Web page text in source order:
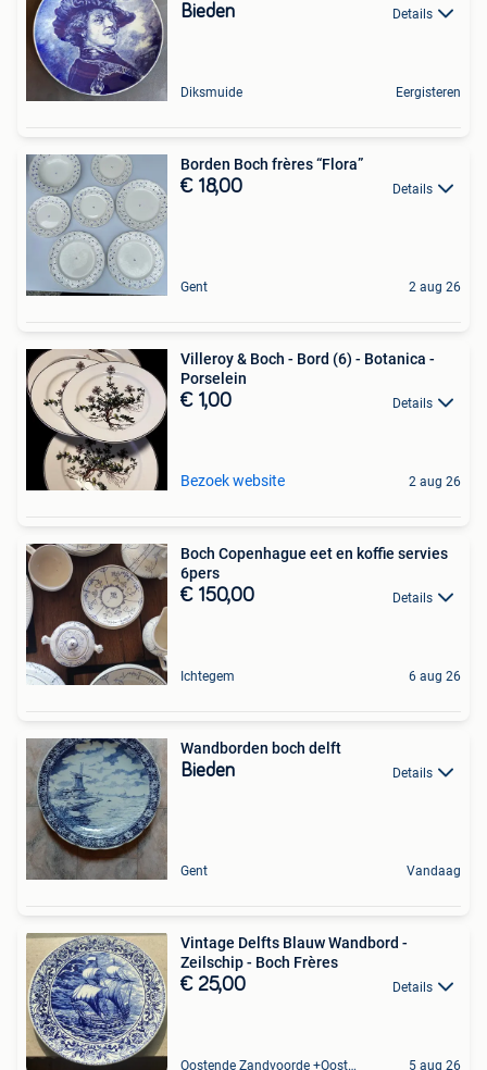
Bieden Details
Diksmuide Eergisteren
Borden Boch frères “Flora”
€ 18,00 Details
Gent 2 aug 26
Villeroy & Boch - Bord (6) - Botanica -
Porselein
€ 1,00 Details
Bezoek website 2 aug 26
Boch Copenhague eet en koffie servies
6pers
€ 150,00 Details
Ichtegem 6 aug 26
Wandborden boch delft
Bieden Details
Gent Vandaag
Vintage Delfts Blauw Wandbord -
Zeilschip - Boch Frères
€ 25,00 Details
Oostende Zandvoorde +Oostende 5 aug 26